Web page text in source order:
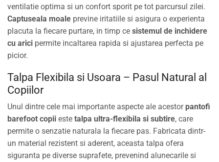
ventilatie optima si un confort sporit pe tot parcursul zilei.
Captuseala moale previne iritatiile si asigura o experienta
placuta la fiecare purtare, in timp ce sistemul de inchidere
cu arici permite incaltarea rapida si ajustarea perfecta pe
picior.
Talpa Flexibila si Usoara – Pasul Natural al
Copiilor
Unul dintre cele mai importante aspecte ale acestor pantofi
barefoot copii este talpa ultra-flexibila si subtire, care
permite o senzatie naturala la fiecare pas. Fabricata dintr-
un material rezistent si aderent, aceasta talpa ofera
siguranta pe diverse suprafete, prevenind alunecarile si